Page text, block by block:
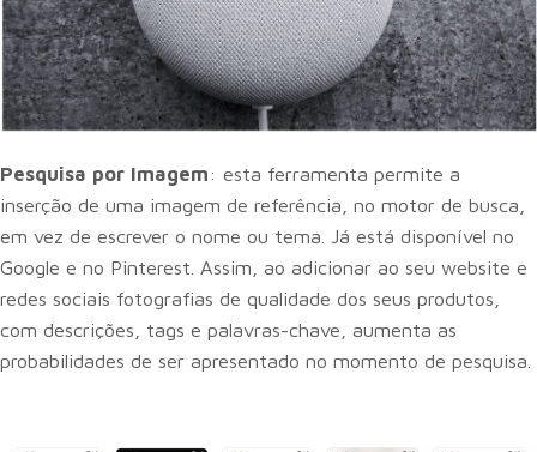
Pesquisa por Imagem: esta ferramenta permite a
inserção de uma imagem de referência, no motor de busca,
em vez de escrever o nome ou tema. Já está disponível no
Google e no Pinterest. Assim, ao adicionar ao seu website e
redes sociais fotografias de qualidade dos seus produtos,
com descrições, tags e palavras-chave, aumenta as
probabilidades de ser apresentado no momento de pesquisa.